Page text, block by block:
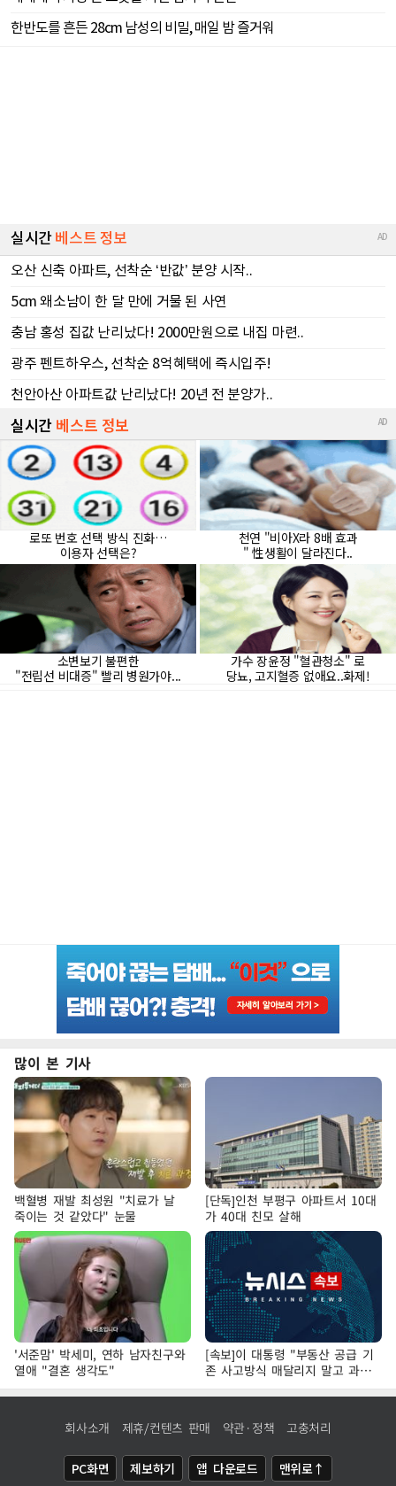
많이 본 기사
백혈병 재발 최성원 "치료가 날
죽이는 것 같았다" 눈물
[단독]인천 부평구 아파트서 10대
가 40대 친모 살해
'서준맘' 박세미, 연하 남자친구와
열애 "결혼 생각도"
[속보]이 대통령 "부동산 공급 기
존 사고방식 매달리지 말고 과감
히 실천"
회사소개 제휴/컨텐츠 판매 약관·정책 고충처리
PC화면 제보하기 앱 다운로드 맨위로↑